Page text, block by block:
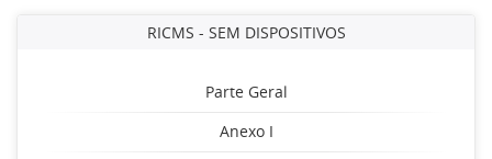
RICMS - SEM DISPOSITIVOS
Parte Geral
Anexo I